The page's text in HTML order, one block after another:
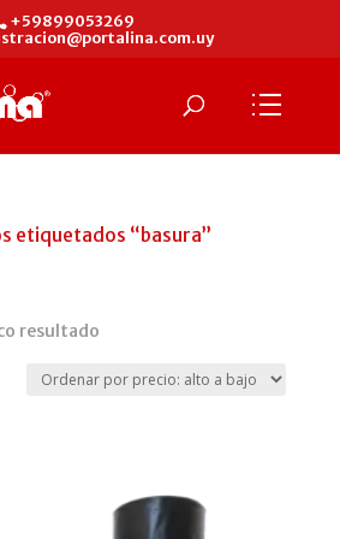
+59899053269
etiquetados “basura”
resultado